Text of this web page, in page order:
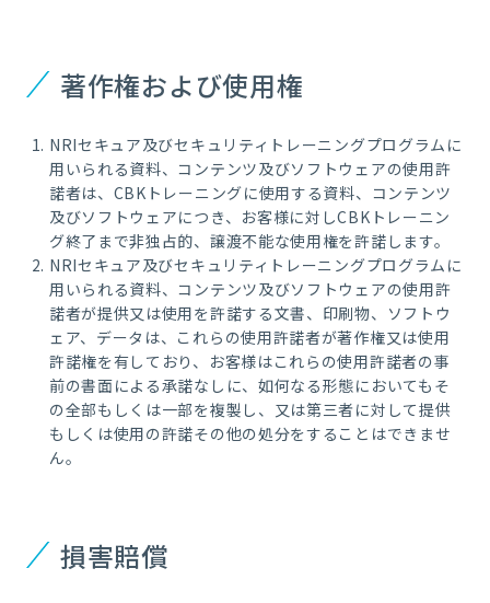
著作権および使用権
NRIセキュア及びセキュリティトレーニングプログラムに
用いられる資料、コンテンツ及びソフトウェアの使用許
諾者は、CBKトレーニングに使用する資料、コンテンツ
及びソフトウェアにつき、お客様に対しCBKトレーニン
グ終了まで非独占的、譲渡不能な使用権を許諾します。
NRIセキュア及びセキュリティトレーニングプログラムに
用いられる資料、コンテンツ及びソフトウェアの使用許
諾者が提供又は使用を許諾する文書、印刷物、ソフトウ
ェア、データは、これらの使用許諾者が著作権又は使用
許諾権を有しており、お客様はこれらの使用許諾者の事
前の書面による承諾なしに、如何なる形態においてもそ
の全部もしくは一部を複製し、又は第三者に対して提供
もしくは使用の許諾その他の処分をすることはできませ
ん。
損害賠償